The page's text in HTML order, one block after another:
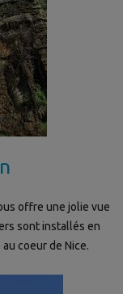
offre une jolie vue
sont installés en
coeur de Nice.